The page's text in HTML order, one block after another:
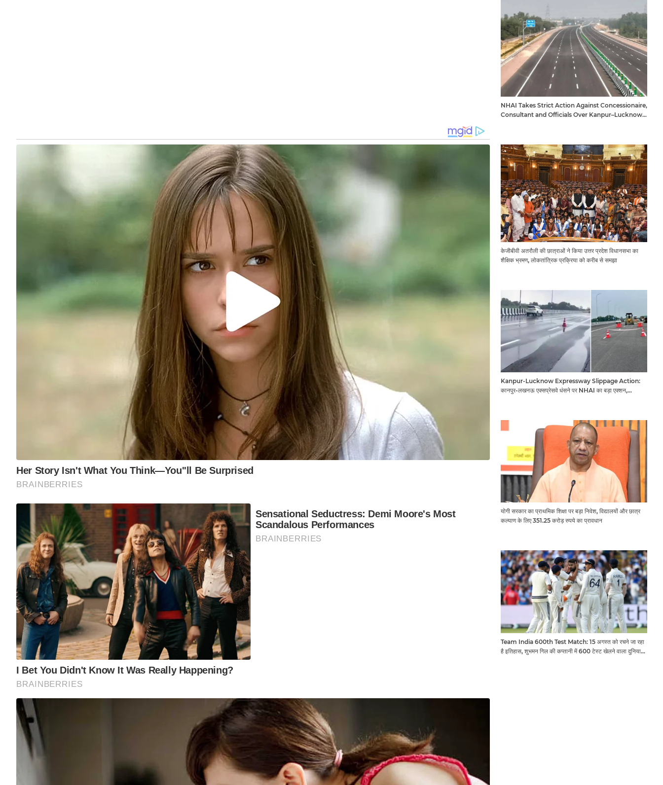
NHAI Takes Strict Action Against Concessionaire,
Consultant and Officials Over Kanpur–Lucknow
केजीबीवी अतरौली की छात्राओं ने किया उत्तर प्रदेश विधानसभा का
शैक्षिक भ्रमण, लोकतांत्रिक प्रक्रिया को करीब से समझा
Kanpur-Lucknow Expressway Slippage Action:
कानपुर-लखनऊ एक्सप्रेसवे धंसने पर NHAI का बड़ा एक्शन,
योगी सरकार का प्राथमिक शिक्षा पर बड़ा निवेश, विद्यालयों और छात्र
कल्याण के लिए 351.25 करोड़ रुपये का प्रावधान
Team India 600th Test Match: 15 अगस्त को रचने जा रहा
है इतिहास, शुभमन गिल की कप्तानी में 600 टेस्ट खेलने वाला दुनिया